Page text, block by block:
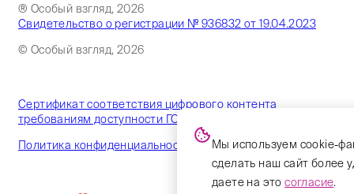
® Особый взгляд, 2026
Свидетельство о регистрации № 936832 от 19.04.2023
© Особый взгляд, 2026
Сертификат соответствия цифрового контента
требованиям доступности ГОСТ
Политика конфиденциальности
Мы используем cookie-
сделать наш сайт более
даете на этосогласие.